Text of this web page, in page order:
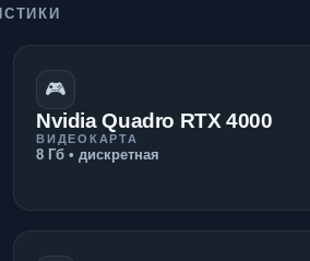
🎮
Nvidia Quadro RTX 4000
ВИДЕОКАРТА
8 Гб • дискретная